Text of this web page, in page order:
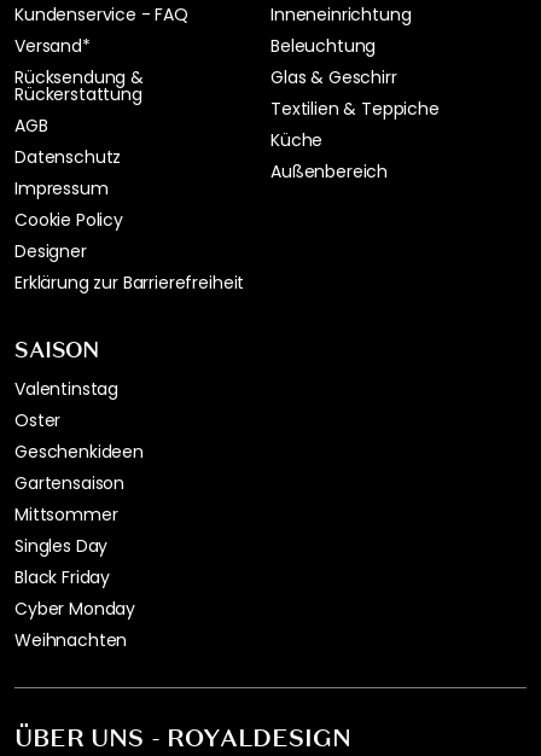
ÜBER UNS - ROYALDESIGN
Kundenservice - FAQ
Versand*
Rücksendung &
Rückerstattung
AGB
Datenschutz
Impressum
Cookie Policy
Designer
Erklärung zur Barrierefreiheit
Inneneinrichtung
Beleuchtung
Glas & Geschirr
Textilien & Teppiche
Küche
Außenbereich
SAISON
Valentinstag
Oster
Geschenkideen
Gartensaison
Mittsommer
Singles Day
Black Friday
Cyber Monday
Weihnachten